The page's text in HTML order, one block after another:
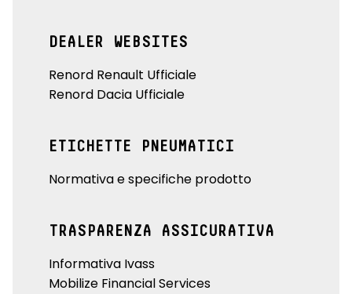
DEALER WEBSITES
Renord Renault Ufficiale
Renord Dacia Ufficiale
ETICHETTE PNEUMATICI
Normativa e specifiche prodotto
TRASPARENZA ASSICURATIVA
Informativa Ivass
Mobilize Financial Services